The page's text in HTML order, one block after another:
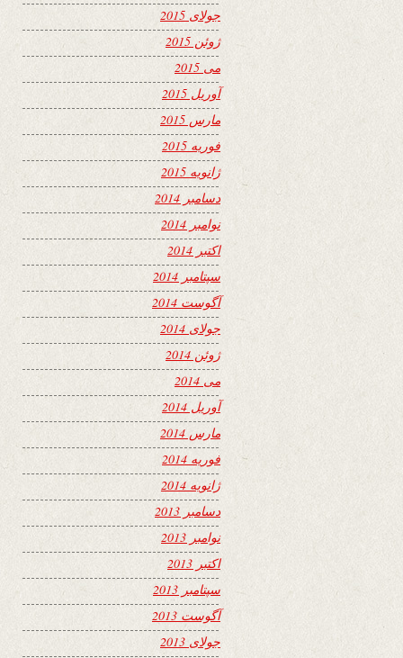
جولای 2015
ژوئن 2015
می 2015
آوریل 2015
مارس 2015
فوریه 2015
ژانویه 2015
دسامبر 2014
نوامبر 2014
اکتبر 2014
سپتامبر 2014
آگوست 2014
جولای 2014
ژوئن 2014
می 2014
آوریل 2014
مارس 2014
فوریه 2014
ژانویه 2014
دسامبر 2013
نوامبر 2013
اکتبر 2013
سپتامبر 2013
آگوست 2013
جولای 2013